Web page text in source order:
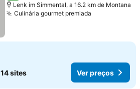
Lenk im Simmental, a 16.2 km de Montana
Culinária gourmet premiada
14 sites Ver preços